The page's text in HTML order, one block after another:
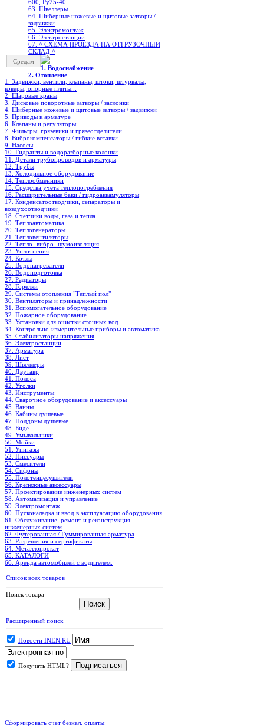
600, Ру25-40
63. Швеллеры
64. Шиберные ножевые и щитовые затворы /
задвижки
65. Электромонтаж
66. Электростанции
67. // СХЕМА ПРОЕЗДА НА ОТГРУЗОЧНЫЙ
СКЛАД //
Средам
1. Водоснабжение
2. Отопление
1. Задвижки, вентили, клапаны, штоки, штурвалы,
коверы, опорные плиты...
2. Шаровые краны
3. Дисковые поворотные затворы / заслонки
4. Шиберные ножевые и щитовые затворы / задвижки
5. Приводы к арматуре
6. Клапаны и регуляторы
7. Фильтры, грязевики и грязеотделители
8. Виброкомпенсаторы / гибкие вставки
9. Насосы
10. Гидранты и водоразборные колонки
11. Детали трубопроводов и арматуры
12. Трубы
13. Холодильное oборудование
14. Теплообменники
15. Средства учета теплопотребления
16. Расширительные баки / гидроаккамуляторы
17. Конденсатоотводчики, сепараторы и
воздухоотводчики
18. Счетчики воды, газа и тепла
19. Теплоавтоматика
20. Теплогенераторы
21. Тепловентиляторы
22. Тепло- вибро- шумоизоляция
23. Уплотнения
24. Котлы
25. Водонагреватели
26. Водоподготовка
27. Радиаторы
28. Горелки
29. Системы отопления "Теплый пол"
30. Вентиляторы и принадлежности
31. Вспомогательное оборудование
32. Пожарное оборудование
33. Установки для очистки сточных вод
34. Контрольно-измерительные приборы и автоматика
35. Стабилизаторы напряжения
36. Электростанции
37. Арматура
38. Лист
39. Швеллеры
40. Двутавр
41. Полоса
42. Уголки
43. Инструменты
44. Сварочное оборудование и аксессуары
45. Ванны
46. Кабины душевые
47. Поддоны душевые
48. Биде
49. Умывальники
50. Мойки
51. Унитазы
52. Писсуары
53. Смесители
54. Сифоны
55. Полотенцесушители
56. Крепежные аксессуары
57. Проектирование инженерных систем
58. Автоматизация и управление
59. Электромонтаж
60. Пусконаладка и ввод в эксплуатацию оборудования
61. Обслуживание, ремонт и реконструкция
инженерных систем
62. Футерованная / Гуммированная арматура
63. Разрешения и сертификаты
64. Металлопрокат
65. КАТАЛОГИ
66. Аренда автомобилей с водителем.
Список всех товаров
Поиск товара
Расширенный поиск
Новости INEN.RU
Получать HTML?
Сформировать счет безнал. оплаты